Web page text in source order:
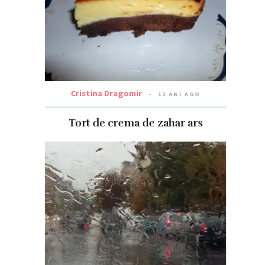
Cristina Dragomir 12 ANI AGO
Tort de crema de zahar ars